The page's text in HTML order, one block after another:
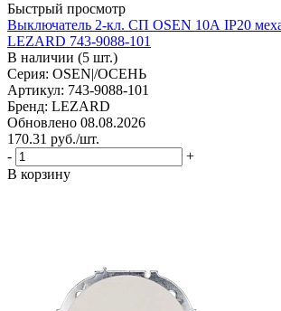
Быстрый просмотр
Выключатель 2-кл. СП OSEN 10А IP20
LEZARD 743-9088-101
В наличии (5 шт.)
Серия: OSEN|/ОСЕНЬ
Артикул: 743-9088-101
Бренд: LEZARD
Обновлено 08.08.2026
170.31 руб./шт.
-
+
В корзину